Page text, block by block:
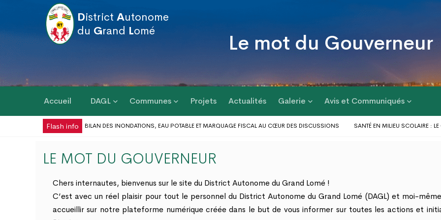
District Autonome
du Grand Lomé Le mot du Gouverneur
Accueil DAGL Communes Projets Actualités Galerie Avis et Communiqués
Flash info
3È RÉUNION DU CC-DAGL : BILAN DES INONDATIONS, EAU POTABLE ET MARQUAGE FISCAL AU CŒUR DES DISCUSSIONS SANTÉ EN MILIEU SCOLAIRE : LE
LE GOUVERNEUR DU
MISE EN ŒUVRE DU PEUL III : DES ÉQUIPEMENTS SPORTIFS OFFERTS AUX COMMUNES DU GOLFE 1 ET D’AGOÈ-NYIVÉ 4
LE MOT DU GOUVERNEUR
Chers internautes, bienvenus sur le site du District Autonome du Grand Lomé !
C’est avec un réel plaisir pour tout le personnel du District Autonome du Grand Lomé (DAGL) et moi-
accueillir sur notre plateforme numérique créée dans le but de vous informer sur toutes les actions et